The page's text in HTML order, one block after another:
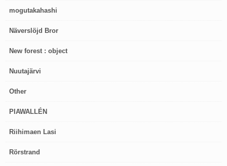
mogutakahashi
Näverslöjd Bror
New forest : object
Nuutajärvi
Other
PIAWALLÉN
Riihimaen Lasi
Rörstrand